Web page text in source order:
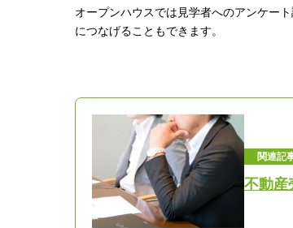
オープンハウスでは見学者へのアンケー
につなげることもできます。
関連記
不動産